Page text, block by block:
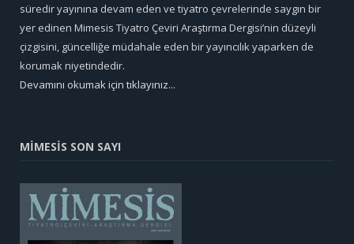
süredir yayınına devam eden ve tiyatro çevrelerinde saygın bir
yer edinen Mimesis Tiyatro Çeviri Araştırma Dergisi’nin düzeyli
çizgisini, güncelliğe müdahale eden bir yayıncılık yaparken de
korumak niyetindedir.
Devamını okumak için tıklayınız...
MİMESİS SON SAYI